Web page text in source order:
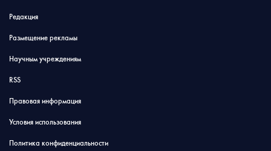
Редакция
Размещение рекламы
Научным учреждениям
RSS
Правовая информация
Условия использования
Политика конфиденциальности